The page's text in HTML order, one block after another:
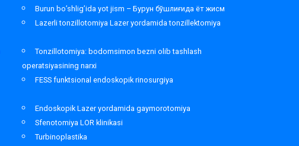
Burun bo’shlig’ida yot jism – Бурун бўшлиғида ёт жисм
Lazerli tonzillotomiya Lazer yordamida tonzillektomiya
Tonzillotomiya: bodomsimon bezni olib tashlash
operatsiyasining narxi
FESS funktsional endoskopik rinosurgiya
Endoskopik Lazer yordamida gaymorotomiya
Sfenotomiya LOR klinikasi
Turbinoplastika